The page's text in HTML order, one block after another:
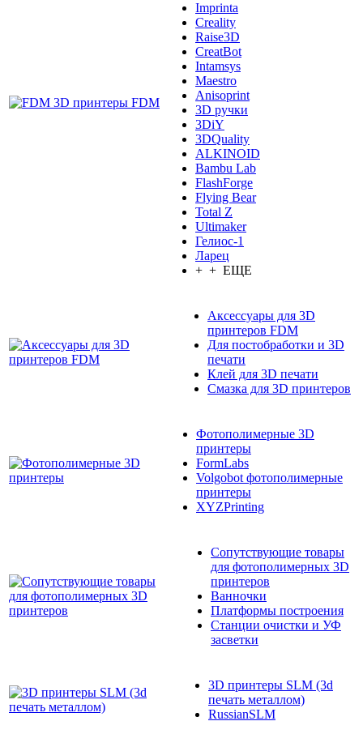
Imprinta
Creality
Raise3D
CreatBot
Intamsys
Maestro
Anisoprint
3D ручки
3DiY
3DQuality
ALKINOID
Bambu Lab
FlashForge
Flying Bear
Total Z
Ultimaker
Гелиос-1
Ларец
+ + ЕЩЕ
Аксессуары для 3D
принтеров FDM
Для постобработки и 3D
печати
Клей для 3D печати
Смазка для 3D принтеров
Фотополимерные 3D
принтеры
FormLabs
Volgobot фотополимерные
принтеры
XYZPrinting
Сопутствующие товары
для фотополимерных 3D
принтеров
Ванночки
Платформы построения
Станции очистки и УФ
засветки
3D принтеры SLM (3d
печать металлом)
RussianSLM